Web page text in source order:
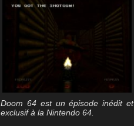
Doom 64 est un épisode inédit et
exclusif à la Nintendo 64.